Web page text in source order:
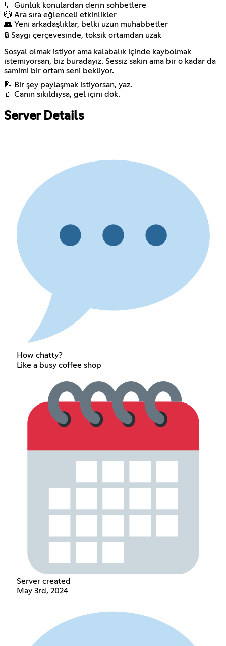
💬 Günlük konulardan derin sohbetlere
🎲 Ara sıra eğlenceli etkinlikler
👥 Yeni arkadaşlıklar, belki uzun muhabbetler
🔒 Saygı çerçevesinde, toksik ortamdan uzak
Sosyal olmak istiyor ama kalabalık içinde kaybolmak
istemiyorsan, biz buradayız. Sessiz sakin ama bir o kadar da
samimi bir ortam seni bekliyor.
📝 Bir şey paylaşmak istiyorsan, yaz.
🧃 Canın sıkıldıysa, gel içini dök.
Server Details
How chatty?
Like a busy coffee shop
Server created
May 3rd, 2024